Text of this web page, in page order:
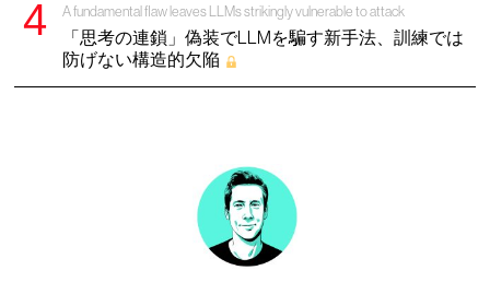
A fundamental flaw leaves LLMs strikingly vulnerable to attack
「思考の連鎖」偽装でLLMを騙す新手法、訓練では
防げない構造的欠陥